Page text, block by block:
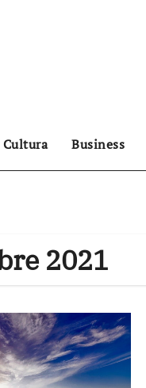
Business
2021